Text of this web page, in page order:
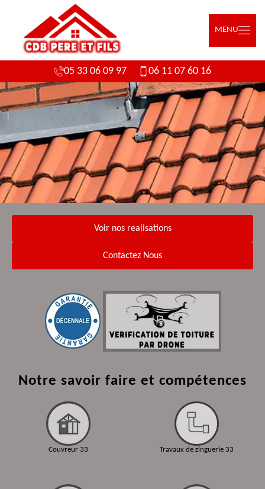
MENU
05 33 06 09 97 06 11 07 60 16
Voir nos realisations
Contactez Nous
Notre savoir faire et compétences
Couvreur 33 Travaux de zinguerie 33